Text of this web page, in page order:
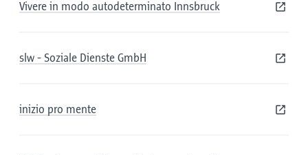
Vivere in modo autodeterminato Innsbruck
slw - Soziale Dienste GmbH
inizio pro mente